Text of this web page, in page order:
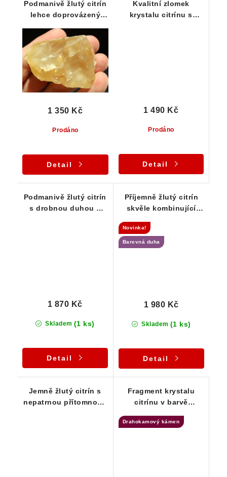
Podmanivě žlutý citrín
lehce doprovázený
Prodáno
1 350 Kč
Detail
Kvalitní zlomek
krystalu citrínu s
Prodáno
1 490 Kč
Detail
Podmanivě žlutý citrín
s drobnou duhou a
Skladem (1 ks)
1 870 Kč
Detail
Příjemně žlutý citrín
skvěle kombinující
Novinka!
Barevná duha
Skladem (1 ks)
1 980 Kč
Detail
Jemně žlutý citrín s
nepatrnou přítomností
Fragment krystalu
citrínu v barvě
Drahokamový kámen